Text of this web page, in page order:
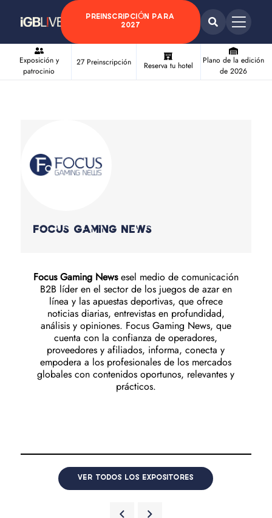
PREINSCRIPCIÓN PARA
2027
Exposición y
patrocinio
27 Preinscripción Reserva tu hotel
Plano de la edición
de 2026
Focus Gaming News
Focus Gaming Newsesel medio de comunicación
B2B líder en el sector de los juegos de azar en
línea y las apuestas deportivas, que ofrece
noticias diarias, entrevistas en profundidad,
análisis y opiniones. Focus Gaming News, que
cuenta con la confianza de operadores,
proveedores y afiliados, informa, conecta y
empodera a los profesionales de los mercados
globales con contenidos oportunos, relevantes y
prácticos.
VER TODOS LOS EXPOSITORES